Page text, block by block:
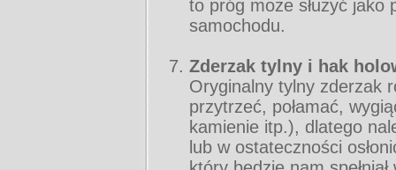
to próg może służyć jako
samochodu.
Zderzak tylny i hak
Oryginalny tylny zderzak
przytrzeć, połamać,
kamienie itp.), dlatego
lub w ostateczności